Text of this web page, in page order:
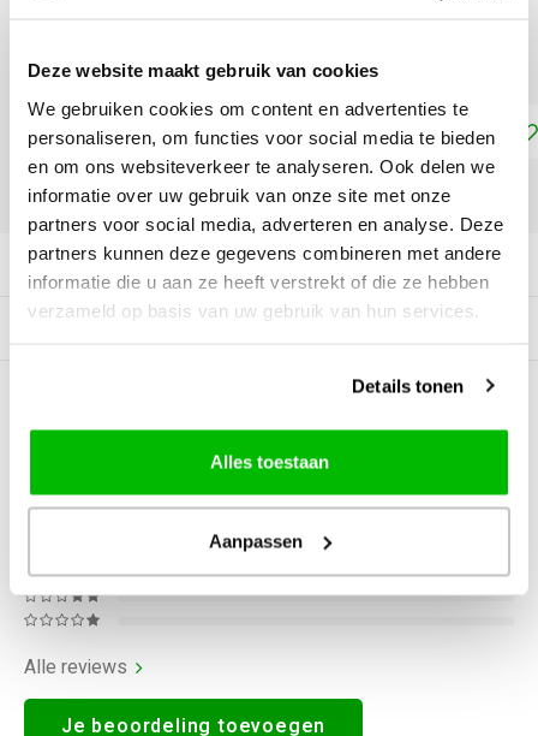
Deze website maakt gebruik van cookies
We gebruiken cookies om content en advertenties te
personaliseren, om functies voor social media te bieden
en om ons websiteverkeer te analyseren. Ook delen we
informatie over uw gebruik van onze site met onze
partners voor social media, adverteren en analyse. Deze
partners kunnen deze gegevens combineren met andere
informatie die u aan ze heeft verstrekt of die ze hebben
verzameld op basis van uw gebruik van hun services.
Details tonen
Alles toestaan
Aanpassen
afwerking. Afbakken op 110-130 °CLees meer
Toevoegen aan winkelwagen
DELEN:
Productomschrijving
Gerelateerde producten
BEOORDELINGEN
Alle reviews
Je beoordeling toevoegen